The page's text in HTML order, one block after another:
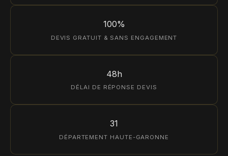
100%
DEVIS GRATUIT & SANS ENGAGEMENT
48h
DÉLAI DE RÉPONSE DEVIS
31
DÉPARTEMENT HAUTE-GARONNE